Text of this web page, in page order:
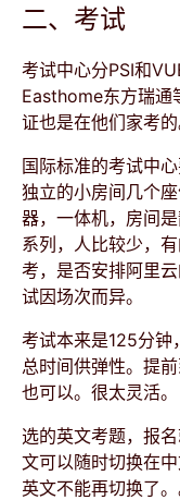
二、考试
考试中心分PSI和
Easthome东方瑞通
证也是在他们家考的
国际标准的考试中
独立的小房间几个
器，一体机，房间
系列，人比较少，
考，是否安排阿里
试因场次而异。
考试本来是125分钟
总时间供弹性。提
也可以。很太灵活。
选的英文考题，报
文可以随时切换在
英文不能再切换了。